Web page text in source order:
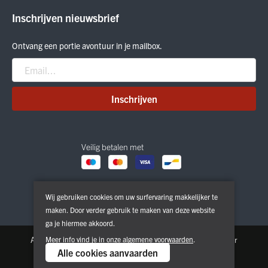
Smartwool
Nitro
Peak Performance
Patagonia
Veilig betalen met
Inschrijven nieuwsbrief
Ontvang een portie avontuur in je mailbox.
Inschrijven
Algemene voorwaarden Privacy & Cookie Policy Disclaimer
Copyright © 2026. All Rights Reserved | Powered by
Wij gebruiken cookies om uw surfervaring makkelijker te
maken. Door verder gebruik te maken van deze website
ga je hiermee akkoord.
Meer info vind je in onze algemene voorwaarden.
Alle cookies aanvaarden